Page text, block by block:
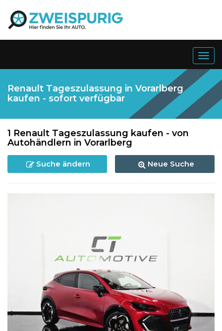
Renault Tageszulassung in Vorarlberg
kaufen - sofort verfügbar
1 Renault Tageszulassung kaufen - von
Autohändlern in Vorarlberg
Suche ändern Neue Suche